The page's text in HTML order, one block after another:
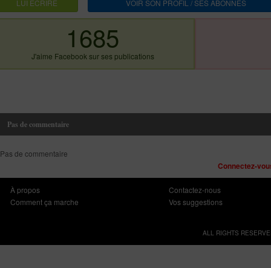
LUI ECRIRE VOIR SON PROFIL / SES ABONNES
1685
J'aime Facebook sur ses publications
Pas de commentaire
Pas de commentaire
Connectez-
À propos
Comment ça marche
Contactez-nous
Vos suggestions
ALL RIGHTS